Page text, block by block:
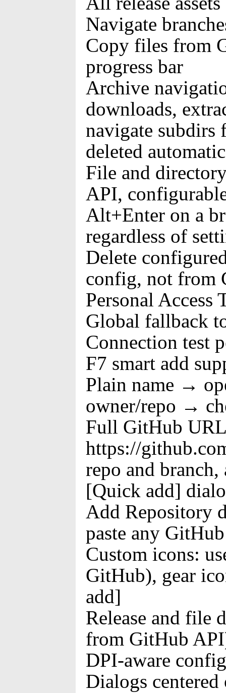
Navigate
Copy files from
progress bar
Archive
downloads,
navigate subdirs
deleted
File and
API,
Alt+Enter on a
regardless of
Delete
config, not from
Personal Access
Global fallback
Connection test
F7 smart add
Plain name →
owner/repo →
Full GitHub
https://
repo and
[Quick add]
Add Repository
paste any
Custom icons:
GitHub), gear
add]
Release and file
from GitHub
DPI-aware
Dialogs